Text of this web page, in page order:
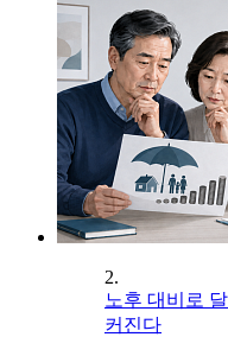
2.
노후 대비로
커진다